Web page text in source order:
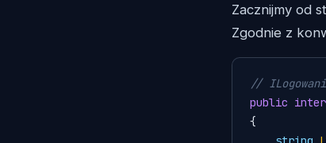
Zacznijmy od
Zgodnie z
//
public
{